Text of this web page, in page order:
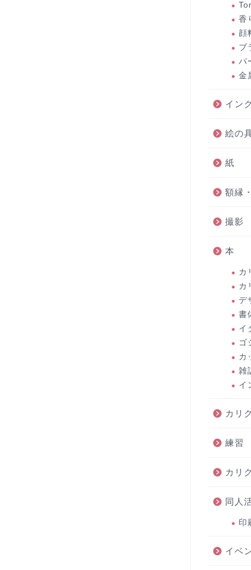
香
顔
ブ
パ
金
イン
絵の
紙
額縁
撮影
本
カ
カ
デ
書
イ
ゴ
カ
雑
イ
カリ
練習
カリ
同人
印
イベ